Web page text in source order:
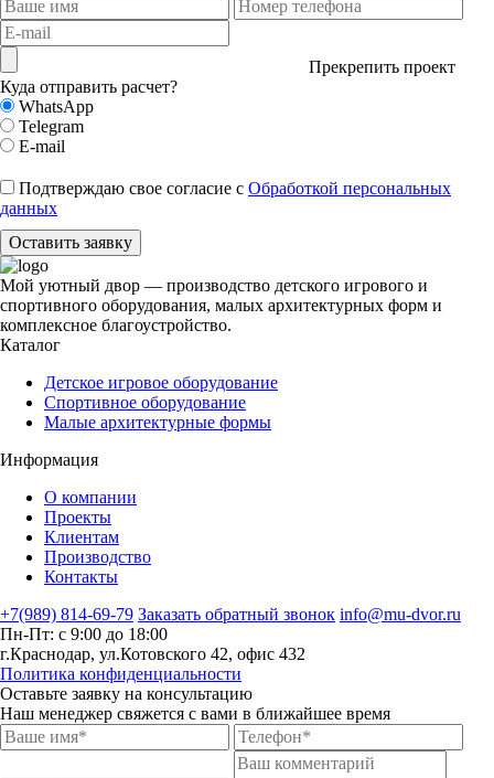
Прекрепить проект
Куда отправить расчет?
WhatsApp
Telegram
E-mail
Подтверждаю свое согласие с Обработкой персональных
данных
Оставить заявку
Мой уютный двор — производство детского игрового и
спортивного оборудования, малых архитектурных форм и
комплексное благоустройство.
Каталог
Детское игровое оборудование
Спортивное оборудование
Малые архитектурные формы
Информация
О компании
Проекты
Клиентам
Производство
Контакты
+7(989) 814-69-79 Заказать обратный звонок info@mu-dvor.ru
Пн-Пт: с 9:00 до 18:00
г.Краснодар, ул.Котовского 42, офис 432
Политика конфиденциальности
Оставьте заявку на консультацию
Наш менеджер свяжется с вами в ближайшее время